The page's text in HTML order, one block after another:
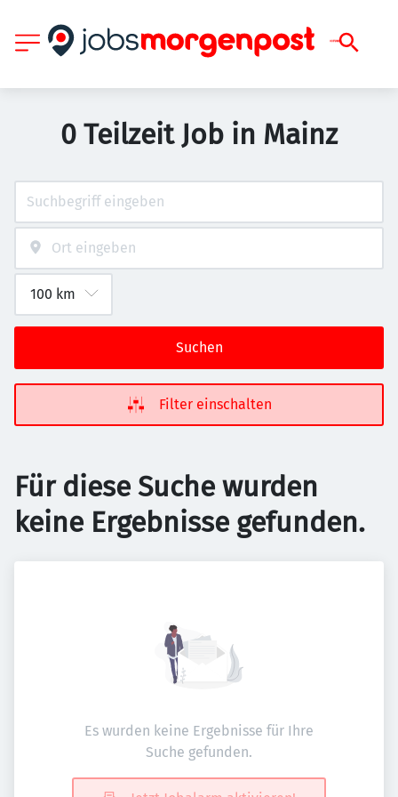
0 Teilzeit Job in Mainz
Suchen
Filter einschalten
Für diese Suche wurden
keine Ergebnisse gefunden.
Es wurden keine Ergebnisse für Ihre
Suche gefunden.